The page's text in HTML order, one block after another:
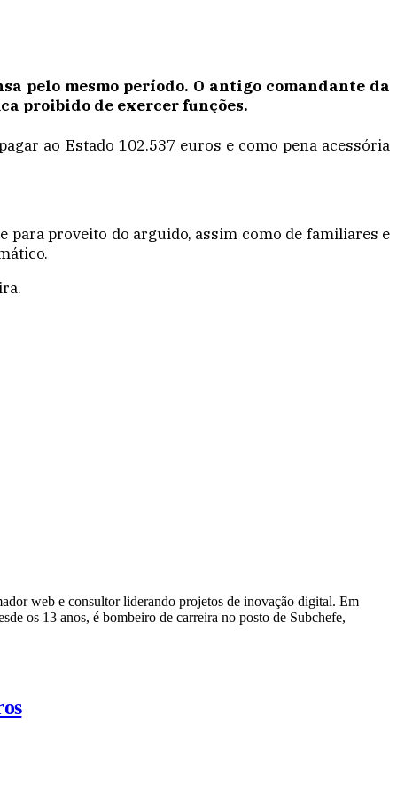
pelo mesmo período. O antigo comandante da
proibido de exercer funções.
ao Estado 102.537 euros e como pena acessória
para proveito do arguido, assim como de familiares e
web e consultor liderando projetos de inovação digital. Em
os 13 anos, é bombeiro de carreira no posto de Subchefe,